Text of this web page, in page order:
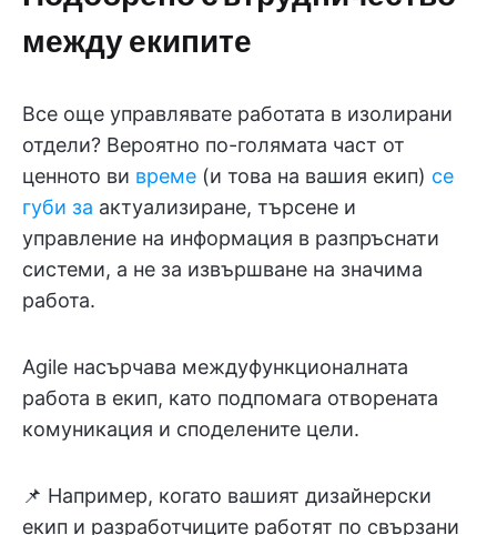
между екипите
Все още управлявате работата в изолирани
отдели? Вероятно по-голямата част от
ценното ви време (и това на вашия екип) се
губи за актуализиране, търсене и
управление на информация в разпръснати
системи, а не за извършване на значима
работа.
Agile насърчава междуфункционалната
работа в екип, като подпомага отворената
комуникация и споделените цели.
📌 Например, когато вашият дизайнерски
екип и разработчиците работят по свързани